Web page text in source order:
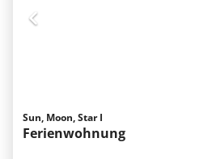
Sun, Moon, Star I
Ferienwohnung